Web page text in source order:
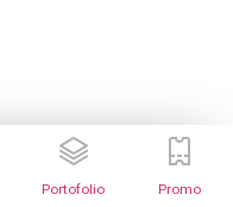
Portofolio Promo